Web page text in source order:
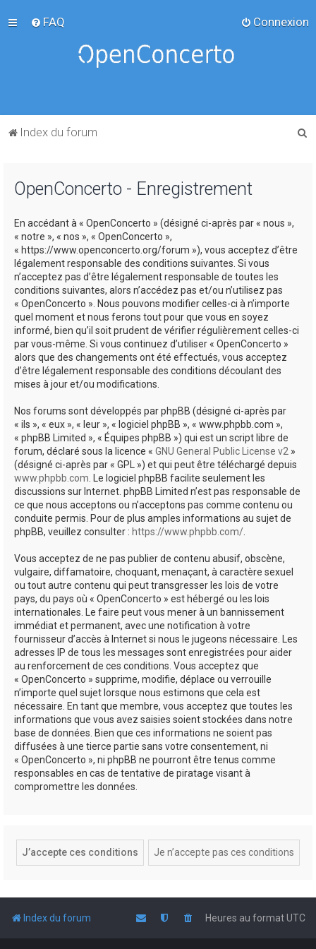
FAQ Connexion
Index du forum
OpenConcerto - Enregistrement
En accédant à « OpenConcerto » (désigné ci-après par « nous »,
« notre », « nos », « OpenConcerto »,
« https://www.openconcerto.org/forum »), vous acceptez d’être
légalement responsable des conditions suivantes. Si vous
n’acceptez pas d’être légalement responsable de toutes les
conditions suivantes, alors n’accédez pas et/ou n’utilisez pas
« OpenConcerto ». Nous pouvons modifier celles-ci à n’importe
quel moment et nous ferons tout pour que vous en soyez
informé, bien qu’il soit prudent de vérifier régulièrement celles-ci
par vous-même. Si vous continuez d’utiliser « OpenConcerto »
alors que des changements ont été effectués, vous acceptez
d’être légalement responsable des conditions découlant des
mises à jour et/ou modifications.
Nos forums sont développés par phpBB (désigné ci-après par
« ils », « eux », « leur », « logiciel phpBB », « www.phpbb.com »,
« phpBB Limited », « Équipes phpBB ») qui est un script libre de
forum, déclaré sous la licence « GNU General Public License v2 »
(désigné ci-après par « GPL ») et qui peut être téléchargé depuis
www.phpbb.com. Le logiciel phpBB facilite seulement les
discussions sur Internet. phpBB Limited n’est pas responsable de
ce que nous acceptons ou n’acceptons pas comme contenu ou
conduite permis. Pour de plus amples informations au sujet de
phpBB, veuillez consulter : https://www.phpbb.com/.
Vous acceptez de ne pas publier de contenu abusif, obscène,
vulgaire, diffamatoire, choquant, menaçant, à caractère sexuel
ou tout autre contenu qui peut transgresser les lois de votre
pays, du pays où « OpenConcerto » est hébergé ou les lois
internationales. Le faire peut vous mener à un bannissement
immédiat et permanent, avec une notification à votre
fournisseur d’accès à Internet si nous le jugeons nécessaire. Les
adresses IP de tous les messages sont enregistrées pour aider
au renforcement de ces conditions. Vous acceptez que
« OpenConcerto » supprime, modifie, déplace ou verrouille
n’importe quel sujet lorsque nous estimons que cela est
nécessaire. En tant que membre, vous acceptez que toutes les
informations que vous avez saisies soient stockées dans notre
base de données. Bien que ces informations ne soient pas
diffusées à une tierce partie sans votre consentement, ni
« OpenConcerto », ni phpBB ne pourront être tenus comme
responsables en cas de tentative de piratage visant à
compromettre les données.
Index du forum Heures au formatUTC